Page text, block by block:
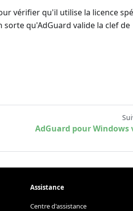
vérifier qu'il utilise la licence
qu'AdGuard valide la clef de
AdGuard pour Windows
Assistance
Centre d'assistance